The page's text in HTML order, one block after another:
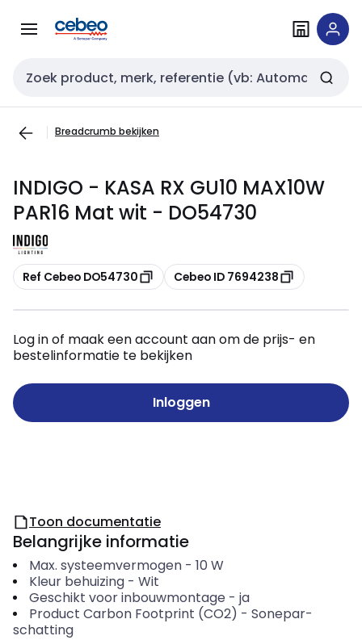
naar
naar
Zoekveld invoer
Breadcrumb bekijken
INDIGO - KASA RX GU10 MAX10W
PAR16 Mat wit - DO54730
Kopiëren
Ref Cebeo DO54730 Kopiëren
Cebeo ID 7694238
Log in of maak een account aan om de prijs- en
bestelinformatie te bekijken
Inloggen
Toon documentatie
Belangrijke informatie
Max. systeemvermogen- 10 W
Kleur behuizing- Wit
Geschikt voor inbouwmontage - ja
Product Carbon Footprint (CO2) - Sonepar-
schatting